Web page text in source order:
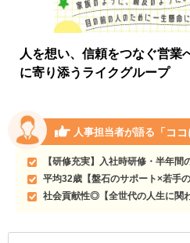
人を想い、信頼をつなぐ営業
に寄り添うライクグループ
人事担当者が語る 「コ
【研修充実】入社時研修・半年
平均32歳【盤石のサポート×若手
社会貢献性◎【全世代の人生に関